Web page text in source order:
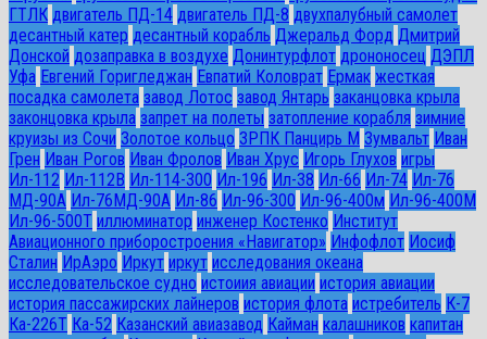
ГТЛК двигатель ПД-14 двигатель ПД-8 двухпалубный самолет
десантный катер десантный корабль Джеральд Форд Дмитрий
Донской дозаправка в воздухе Донинтурфлот дрононосец ДЭПЛ
Уфа Евгений Горигледжан Евпатий Коловрат Ермак жесткая
посадка самолета завод Лотос завод Янтарь заканцовка крыла
законцовка крыла запрет на полеты затопление корабля зимние
круизы из Сочи Золотое кольцо ЗРПК Панцирь М Зумвальт Иван
Грен Иван Рогов Иван Фролов Иван Хрус Игорь Глухов игры
Ил-112 Ил-112В Ил-114-300 Ил-196 Ил-38 Ил-66 Ил-74 Ил-76
МД-90А Ил-76МД-90А Ил-86 Ил-96-300 Ил-96-400м Ил-96-400М
Ил-96-500Т иллюминатор инженер Костенко Институт
Авиационного приборостроения «Навигатор» Инфофлот Иосиф
Сталин ИрАэро Иркут иркут исследования океана
исследовательское судно истоиия авиации история авиации
история пассажирских лайнеров история флота истребитель К-7
Ка-226Т Ка-52 Казанский авиазавод Кайман калашников капитан